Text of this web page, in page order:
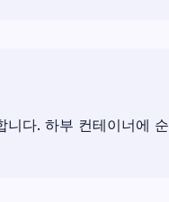
니다. 하부 컨테이너에 순